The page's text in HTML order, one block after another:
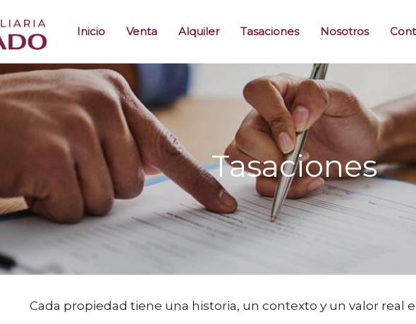
Inicio Venta Alquiler Tasaciones Nosotros
Tasaciones
Cada propiedad tiene una historia, un contexto y un valor real